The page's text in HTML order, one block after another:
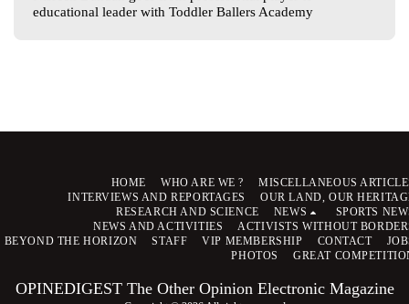
educational leader with Toddler Ballers Academy
OPINEDIGEST The Other Opinion Electronic Magazine
HOME WHO ARE WE ?
MISCELLANEOUS
INTERVIEWS AND REPORTAGES
OUR LAND, OUR
RESEARCH AND SCIENCE
NEWS
SPORTS
NEWS AND ACTIVITIES
ACTIVISTS WITHOUT
BEYOND THE HORIZON
STAFF VIP MEMBERSHIP CONTACT
PHOTOS
GREAT